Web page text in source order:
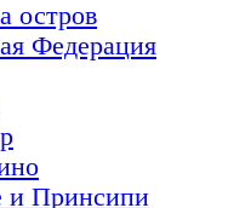
остров
Федерация
и Принсипи